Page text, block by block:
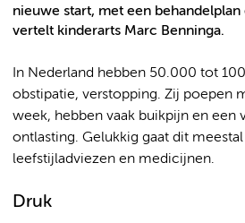
nieuwe start, met een behandelplan
vertelt kinderarts Marc Benninga.
In Nederland hebben 50.000 tot
obstipatie, verstopping. Zij poepen
week, hebben vaak buikpijn en een
ontlasting. Gelukkig gaat dit
leefstijladviezen en medicijnen.
Druk